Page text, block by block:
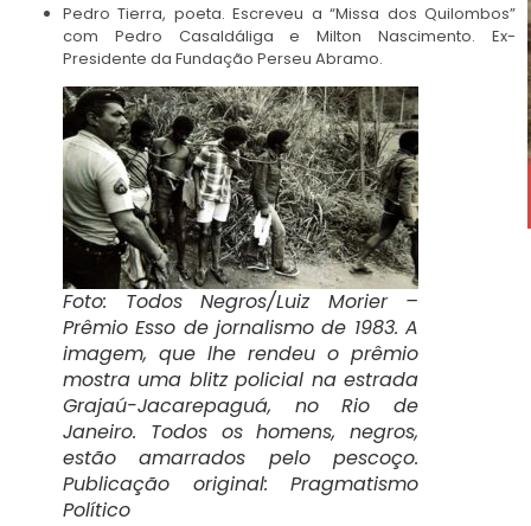
Pedro Tierra, poeta. Escreveu a “Missa dos Quilombos”
com Pedro Casaldáliga e Milton Nascimento. Ex-
Presidente da Fundação Perseu Abramo.
Foto: Todos Negros/Luiz Morier –
Prêmio Esso de jornalismo de 1983. A
imagem, que lhe rendeu o prêmio
mostra uma blitz policial na estrada
Grajaú-Jacarepaguá, no Rio de
Janeiro. Todos os homens, negros,
estão amarrados pelo pescoço.
Publicação original: Pragmatismo
Político